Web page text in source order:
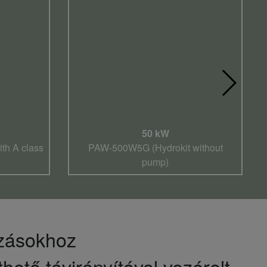
A class
50 kW
PAW-500W5G (Hydrokit without
pump)